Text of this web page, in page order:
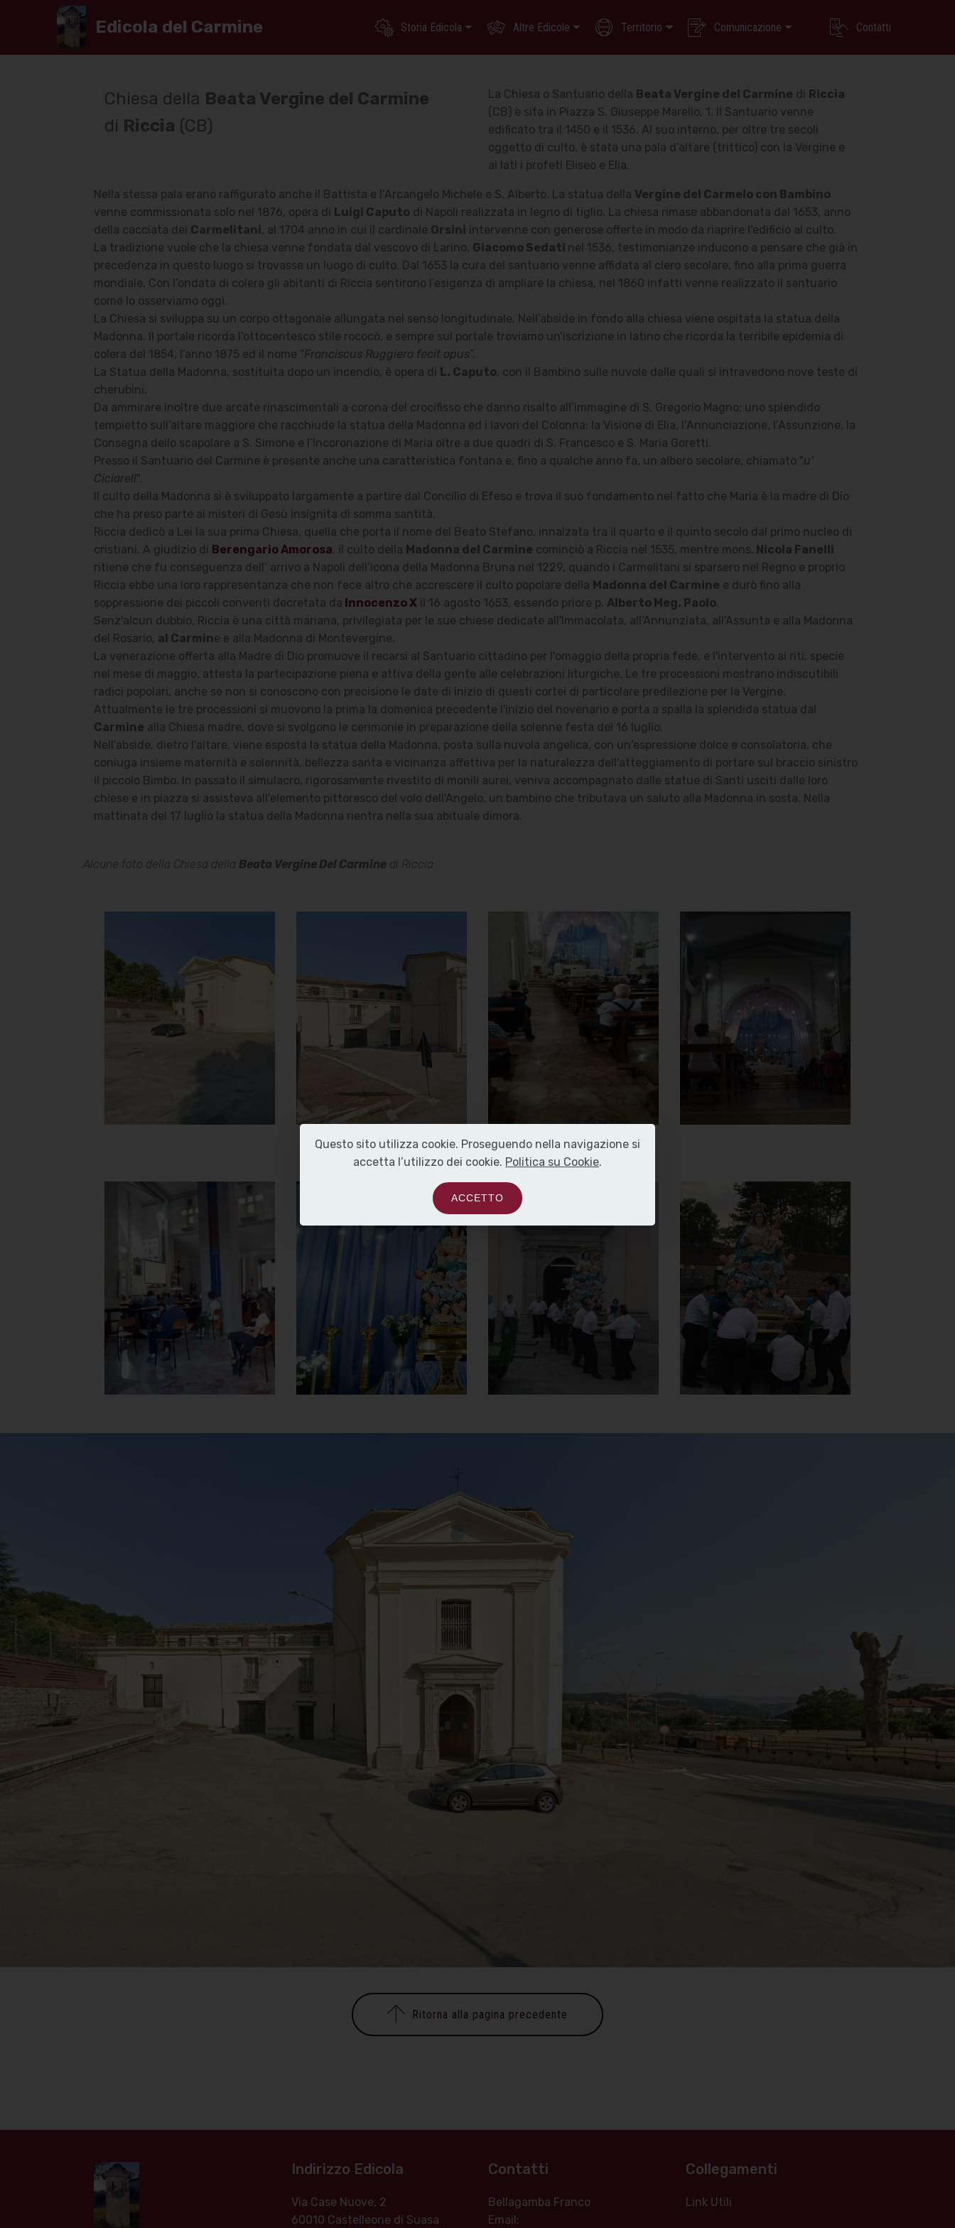
Edicola del Carmine Storia Edicola Altre Edicole Territorio Comunicazione Contatti
Chiesa della Beata Vergine del Carmine
di Riccia (CB)
La Chiesa o Santuario della Beata Vergine del Carmine di Riccia
(CB) è sita in Piazza S. Giuseppe Marello, 1. Il Santuario venne
edificato tra il 1450 e il 1536. Al suo interno, per oltre tre secoli
oggetto di culto, è stata una pala d’altare (trittico) con la Vergine e
ai lati i profeti Eliseo e Elia.
Nella stessa pala erano raffigurato anche il Battista e l’Arcangelo Michele e S. Alberto. La statua della Vergine del Carmelo con Bambino
venne commissionata solo nel 1876, opera di Luigi Caputo di Napoli realizzata in legno di tiglio. La chiesa rimase abbandonata dal 1653, anno
della cacciata dei Carmelitani, al 1704 anno in cui il cardinale Orsini intervenne con generose offerte in modo da riaprire l’edificio al culto.
La tradizione vuole che la chiesa venne fondata dal vescovo di Larino, Giacomo Sedati nel 1536, testimonianze inducono a pensare che già in
precedenza in questo luogo si trovasse un luogo di culto. Dal 1653 la cura del santuario venne affidata al clero secolare, fino alla prima guerra
mondiale. Con l’ondata di colera gli abitanti di Riccia sentirono l’esigenza di ampliare la chiesa, nel 1860 infatti venne realizzato il santuario
come lo osserviamo oggi.
La Chiesa si sviluppa su un corpo ottagonale allungata nel senso longitudinale. Nell’abside in fondo alla chiesa viene ospitata la statua della
Madonna. Il portale ricorda l’ottocentesco stile rococò, e sempre sul portale troviamo un’iscrizione in latino che ricorda la terribile epidemia di
colera del 1854, l’anno 1875 ed il nome “Franciscus Ruggiero fecit opus”.
La Statua della Madonna, sostituita dopo un incendio, è opera di L. Caputo, con il Bambino sulle nuvole dalle quali si intravedono nove teste di
cherubini.
Da ammirare inoltre due arcate rinascimentali a corona del crocifisso che danno risalto all’immagine di S. Gregorio Magno; uno splendido
tempietto sull’altare maggiore che racchiude la statua della Madonna ed i lavori del Colonna: la Visione di Elia, l’Annunciazione, l’Assunzione, la
Consegna dello scapolare a S. Simone e l’Incoronazione di Maria oltre a due quadri di S. Francesco e S. Maria Goretti.
Presso il Santuario del Carmine è presente anche una caratteristica fontana e, fino a qualche anno fa, un albero secolare, chiamato "u'
Ciciarell".
Il culto della Madonna si è sviluppato largamente a partire dal Concilio di Efeso e trova il suo fondamento nel fatto che Maria è la madre di Dio
che ha preso parte ai misteri di Gesù insignita di somma santità.
Riccia dedicò a Lei la sua prima Chiesa, quella che porta il nome del Beato Stefano, innalzata tra il quarto e il quinto secolo dal primo nucleo di
cristiani. A giudizio di Berengario Amorosa, il culto della Madonna del Carmine cominciò a Riccia nel 1535, mentre mons. Nicola Fanelli
ritiene che fu conseguenza dell’ arrivo a Napoli dell’icona della Madonna Bruna nel 1229, quando i Carmelitani si sparsero nel Regno e proprio
Riccia ebbe una loro rappresentanza che non fece altro che accrescere il culto popolare della Madonna del Carmine e durò fino alla
soppressione dei piccoli conventi decretata da Innocenzo X il 16 agosto 1653, essendo priore p. Alberto Meg. Paolo.
Senz'alcun dubbio, Riccia è una città mariana, privilegiata per le sue chiese dedicate all'Immacolata, all'Annunziata, all'Assunta e alla Madonna
del Rosario, al Carmine e alla Madonna di Montevergine.
La venerazione offerta alla Madre di Dio promuove il recarsi al Santuario cittadino per l'omaggio della propria fede, e l'intervento ai riti, specie
nel mese di maggio, attesta la partecipazione piena e attiva della gente alle celebrazioni liturgiche. Le tre processioni mostrano indiscutibili
radici popolari, anche se non si conoscono con precisione le date di inizio di questi cortei di particolare predilezione per la Vergine.
Attualmente le tre processioni si muovono la prima la domenica precedente l'inizio del novenario e porta a spalla la splendida statua dal
Carmine alla Chiesa madre, dove si svolgono le cerimonie in preparazione della solenne festa del 16 luglio.
Nell'abside, dietro l'altare, viene esposta la statua della Madonna, posta sulla nuvola angelica, con un'espressione dolce e consolatoria, che
coniuga insieme maternità e solennità, bellezza santa e vicinanza affettiva per la naturalezza dell'atteggiamento di portare sul braccio sinistro
il piccolo Bimbo. In passato il simulacro, rigorosamente rivestito di monili aurei, veniva accompagnato dalle statue di Santi usciti dalle loro
chiese e in piazza si assisteva all'elemento pittoresco del volo dell'Angelo, un bambino che tributava un saluto alla Madonna in sosta. Nella
mattinata del 17 luglio la statua della Madonna rientra nella sua abituale dimora.
Alcune foto della Chiesa della Beata Vergine Del Carmine di Riccia
Beata Vergine
del Carmine
Chiesa
Beata Vergine
del Carmine
Vista dalla parte
sinistra
Clicca per ingrandire
Chiesa della
Beata Vergine
del Carmine
Clicca per ingrandir
del Carmine
Altare
Clicca per ingrandire
Chiesa della
Beata Vergine
del Carmine
Interno
[
Clicca per ingrandire
]
Beata Vergine
Statua Madonna del
[
Clicca per ingrandire
]
del Carmine
Processione
[
Clicca per ingrandire
Chiesa della
Beata Vergine
del Carmine
Processione
Clicca per ingrandire
Ritorna alla pagina precedente
Indirizzo Edicola
Via Case Nuove, 2
60010 Castelleone di Suasa
Contatti
Bellagamba Franco
Email:
Collegamenti
Link Utili
Questo sito utilizza cookie. Proseguendo nella navigazione si
accetta l’utilizzo dei cookie. Politica su Cookie.
ACCETTO